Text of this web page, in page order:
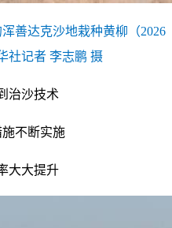
善达克沙地栽种黄柳（2026
社记者 李志鹏 摄
治沙技术
不断实施
大大提升